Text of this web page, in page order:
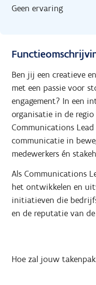
Geen ervaring
Ben jij een creatieve
met een passie voor
engagement? In een
organisatie in de regio
Communications
communicatie in
medewerkers én
Als Communications
het ontwikkelen en
initiatieven die
en de reputatie van
Hoe zal jouw